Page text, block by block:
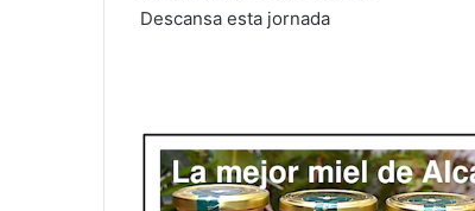
Descansa esta jornada